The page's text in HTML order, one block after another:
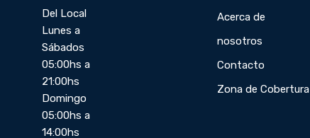
Del Local
Lunes a
Sábados
05:00hs a
21:00hs
Domingo
05:00hs a
14:00hs
Acerca de
nosotros
Contacto
Zona de Cobertura